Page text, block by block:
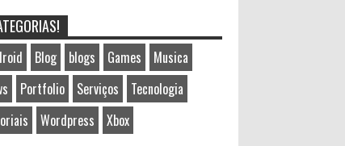
Blog blogs Games
Musica
Portfolio Serviços
Tecnologia
Wordpress Xbox